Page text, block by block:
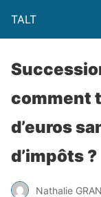
TALT
comment
d’euros
d’impôts ?
Nathalie